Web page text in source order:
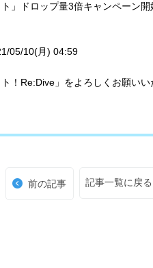
」ドロップ量3倍キャンペーン
05/10(月) 04:59
！Re:Dive」をよろしくお願いい
前の記事 記事一覧に戻る